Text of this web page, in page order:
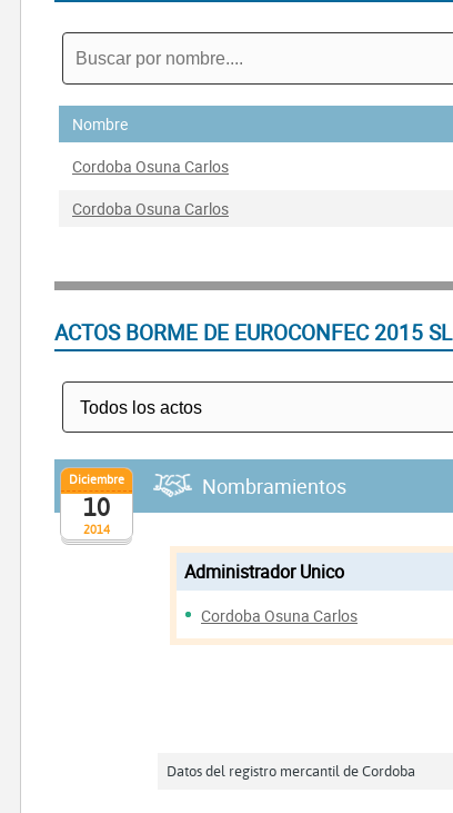
Nombre
Cordoba Osuna Carlos
Cordoba Osuna Carlos
ACTOS BORME DE EUROCONFEC 2015 SL
2014
Diciembre
10
Nombramientos
Administrador Unico
Cordoba Osuna Carlos
Datos del registro mercantil de Cordoba